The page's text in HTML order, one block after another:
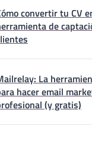
convertir tu CV
de
La
hacer email
(y gratis)